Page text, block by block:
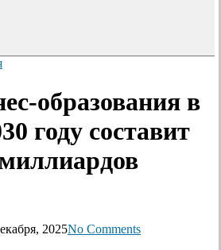
образования в
году составит
2025No Comments